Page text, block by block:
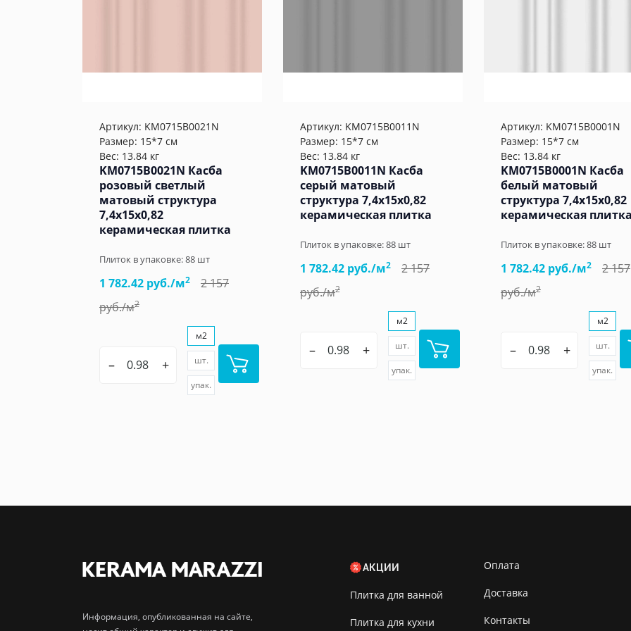
Артикул: KM0715B0021N
Размер: 15*7 см
Вес: 13.84 кг
KM0715B0021N Касба
розовый светлый
матовый структура
7,4x15x0,82
керамическая плитка
Плиток в упаковке:88 шт
1 782.42 руб./м2
2 157
руб./м2
– +
м2
шт.
упак.
Артикул: KM0715B0011N
Размер: 15*7 см
Вес: 13.84 кг
KM0715B0011N Касба
серый матовый
структура 7,4x15x0,82
керамическая плитка
Плиток в упаковке:88 шт
1 782.42 руб./м2
2 157
руб./м2
– +
м2
шт.
упак.
Артикул: KM0715B0001N
Размер: 15*7 см
Вес: 13.84 кг
KM0715B0001N Касба
белый матовый
структура 7,4x15x0,82
керамическая
Плиток в упаковке:88 шт
1 782.42 руб./м2
2 157
руб./м2
– +
м2
шт.
упак.
Информация, опубликованная на сайте,
АКЦИИ
Плитка для ванной
Плитка для кухни
Оплата
Доставка
Контакты